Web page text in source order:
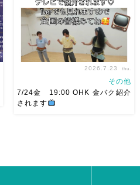
を楽しみます
遊びにいら
[…]
見れますので全国の皆様みてね
2026.7.23 thu.
その他
7/24金 19:00 OHK 金バク紹介
されます